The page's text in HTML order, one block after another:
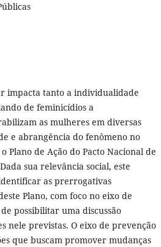
impacta tanto a individualidade
de feminicídios a
as mulheres em diversas
e abrangência do fenômeno no
Plano de Ação do Pacto Nacional de
sua relevância social, este
as prerrogativas
Plano, com foco no eixo de
possibilitar uma discussão
nele previstas. O eixo de prevenção
que buscam promover mudanças